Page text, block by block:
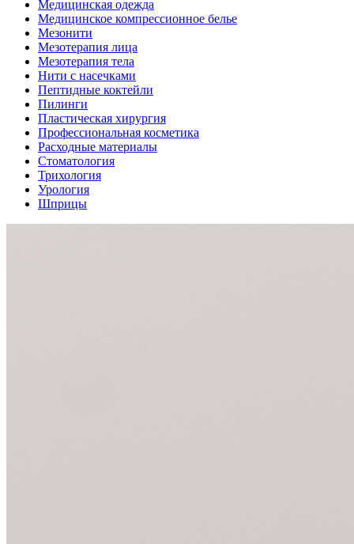
Медицинская одежда
Медицинское компрессионное белье
Мезонити
Мезотерапия лица
Мезотерапия тела
Нити с насечками
Пептидные коктейли
Пилинги
Пластическая хирургия
Профессиональная косметика
Расходные материалы
Стоматология
Трихология
Урология
Шприцы